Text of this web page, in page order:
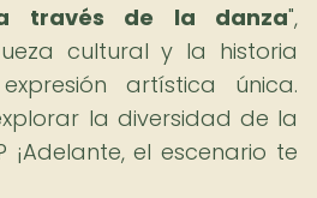
través de la danza",
cultural y la historia
artística única.
la diversidad de la
el escenario te